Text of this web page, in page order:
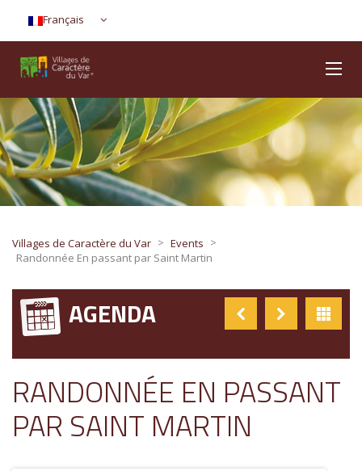
Français
Villages de Caractère du Var > Events >
Randonnée En passant par Saint Martin
AGENDA
RANDONNÉE EN PASSANT
PAR SAINT MARTIN